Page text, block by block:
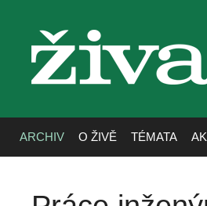
živa
ARCHIV O ŽIVĚ TÉMATA